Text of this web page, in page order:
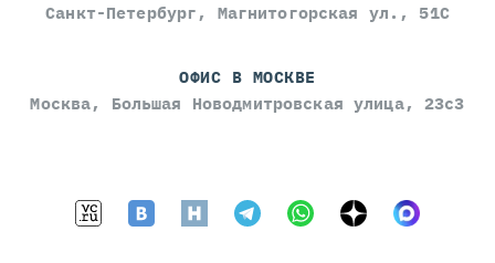
Санкт-Петербург, Магнитогорская ул., 51С
ОФИС В МОСКВЕ
Москва, Большая Новодмитровская улица, 23с3